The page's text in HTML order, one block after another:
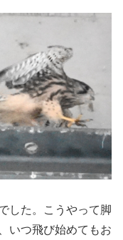
した。こうやって脚
いつ飛び始めてもお